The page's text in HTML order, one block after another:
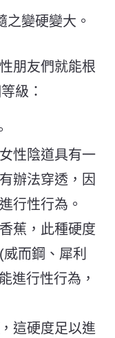
變硬變大。
朋友們就能根
級：
性陰道具有一
辦法穿透，因
行性行為。
蕉，此種硬度
而鋼、犀利
進行性行為，
這硬度足以進